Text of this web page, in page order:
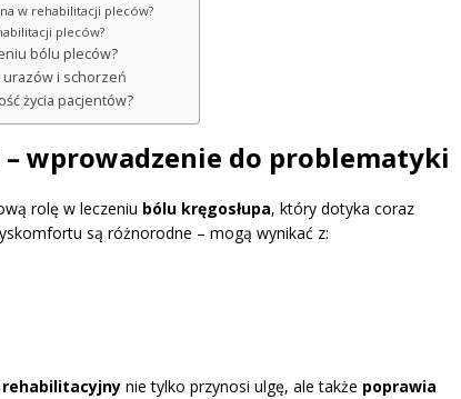
w rehabilitacji pleców?
pleców?
bólu pleców?
urazów i schorzeń
życia pacjentów?
wprowadzenie do problematyki
rolę w leczeniu bólu kręgosłupa, który dotyka coraz
są różnorodne – mogą wynikać z:
nie tylko przynosi ulgę, ale także poprawia